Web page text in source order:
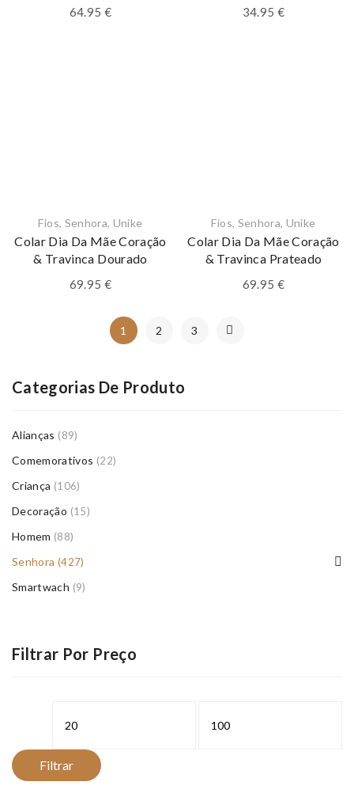
64.95 € 34.95 €
Fios, Senhora, Unike
Colar Dia Da Mãe Coração
& Travinca Dourado
69.95 €
Fios, Senhora, Unike
Colar Dia Da Mãe Coração
& Travinca Prateado
69.95 €
1 2 3
Categorias De Produto
Alianças (89)
Comemorativos (22)
Criança (106)
Decoração (15)
Homem (88)
Senhora (427)
Smartwach (9)
Filtrar Por Preço
Filtrar